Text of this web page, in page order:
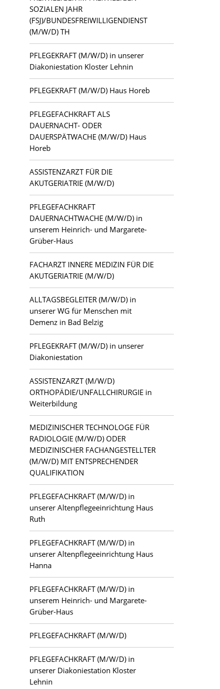
Kloster Lehnin
Lauchhammer
Letschin
Luckau
Ludwigsfelde
Mahlsdorf
Potsdam
Zehlendorf
SOZIALEN JAHR
(FSJ)/BUNDESFREIWILLIGENDIENST
(M/W/D) TH
PFLEGEKRAFT (M/W/D) in unserer
Diakoniestation Kloster Lehnin
PFLEGEKRAFT (M/W/D) Haus Horeb
PFLEGEFACHKRAFT ALS
DAUERNACHT- ODER
DAUERSPÄTWACHE (M/W/D) Haus
Horeb
ASSISTENZARZT FÜR DIE
AKUTGERIATRIE (M/W/D)
PFLEGEFACHKRAFT
DAUERNACHTWACHE (M/W/D) in
unserem Heinrich- und Margarete-
Grüber-Haus
FACHARZT INNERE MEDIZIN FÜR DIE
AKUTGERIATRIE (M/W/D)
ALLTAGSBEGLEITER (M/W/D) in
unserer WG für Menschen mit
Demenz in Bad Belzig
PFLEGEKRAFT (M/W/D) in unserer
Diakoniestation
ASSISTENZARZT (M/W/D)
ORTHOPÄDIE/UNFALLCHIRURGIE in
Weiterbildung
MEDIZINISCHER TECHNOLOGE FÜR
RADIOLOGIE (M/W/D) ODER
MEDIZINISCHER FACHANGESTELLTER
(M/W/D) MIT ENTSPRECHENDER
QUALIFIKATION
PFLEGEFACHKRAFT (M/W/D) in
unserer Altenpflegeeinrichtung Haus
Ruth
PFLEGEFACHKRAFT (M/W/D) in
unserer Altenpflegeeinrichtung Haus
Hanna
PFLEGEFACHKRAFT (M/W/D) in
unserem Heinrich- und Margarete-
Grüber-Haus
PFLEGEFACHKRAFT (M/W/D)
PFLEGEFACHKRAFT (M/W/D) in
unserer Diakoniestation Kloster
Lehnin